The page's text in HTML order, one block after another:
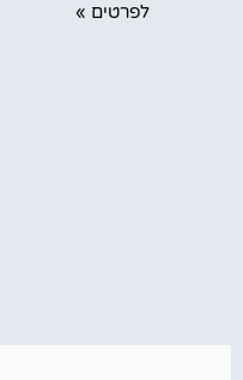
לפרטים »